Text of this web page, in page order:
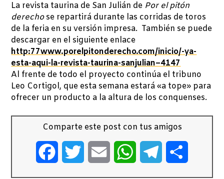
La revista taurina de San Julián de Por el pitón
derechose repartirá durante las corridas de toros
de la feria en su versión impresa. También se puede
descargar en el siguiente enlace
http:77www.porelpitonderecho.com/inicio/-ya-
esta-aqui-la-revista-taurina-sanjulian–4147
Al frente de todo el proyecto continúa el tribuno
Leo Cortigol, que esta semana estará «a tope» para
ofrecer un producto a la altura de los conquenses.
Comparte este post con tus amigos
FacebookTwitter Email WhatsAppTelegram